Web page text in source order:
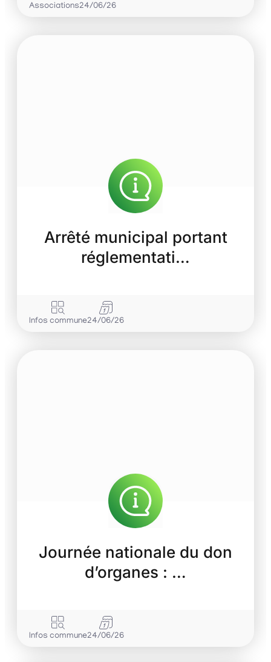
Associations24/06/26
Arrêté municipal portant
réglementati…
Infos commune24/06/26
Journée nationale du don
d’organes : …
Infos commune24/06/26